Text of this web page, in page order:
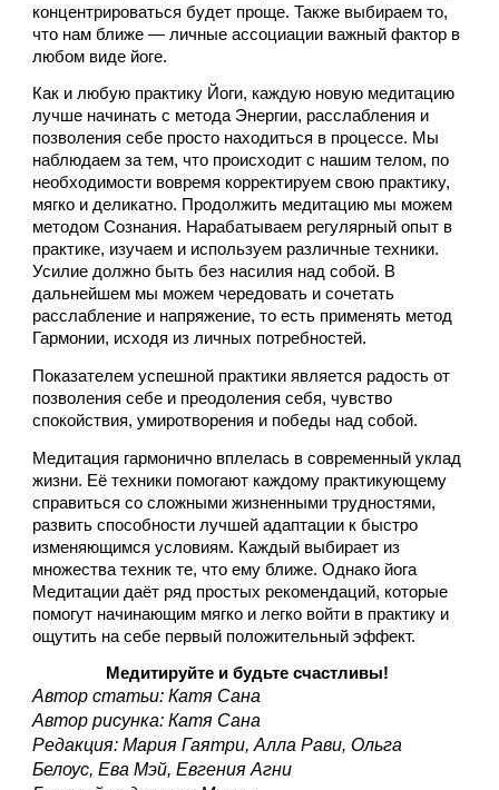
концентрироваться будет проще. Также выбираем то,
что нам ближе — личные ассоциации важный фактор в
любом виде йоге.
Как и любую практику Йоги, каждую новую медитацию
лучше начинать с метода Энергии, расслабления и
позволения себе просто находиться в процессе. Мы
наблюдаем за тем, что происходит с нашим телом, по
необходимости вовремя корректируем свою практику,
мягко и деликатно. Продолжить медитацию мы можем
методом Сознания. Нарабатываем регулярный опыт в
практике, изучаем и используем различные техники.
Усилие должно быть без насилия над собой. В
дальнейшем мы можем чередовать и сочетать
расслабление и напряжение, то есть применять метод
Гармонии, исходя из личных потребностей.
Показателем успешной практики является радость от
позволения себе и преодоления себя, чувство
спокойствия, умиротворения и победы над собой.
Медитация гармонично вплелась в современный уклад
жизни. Её техники помогают каждому практикующему
справиться со сложными жизненными трудностями,
развить способности лучшей адаптации к быстро
изменяющимся условиям. Каждый выбирает из
множества техник те, что ему ближе. Однако йога
Медитации даёт ряд простых рекомендаций, которые
помогут начинающим мягко и легко войти в практику и
ощутить на себе первый положительный эффект.
Медитируйте и будьте счастливы!
Автор статьи: Катя Сана
Автор рисунка: Катя Сана
Редакция: Мария Гаятри, Алла Рави, Ольга
Белоус, Ева Мэй, Евгения Агни